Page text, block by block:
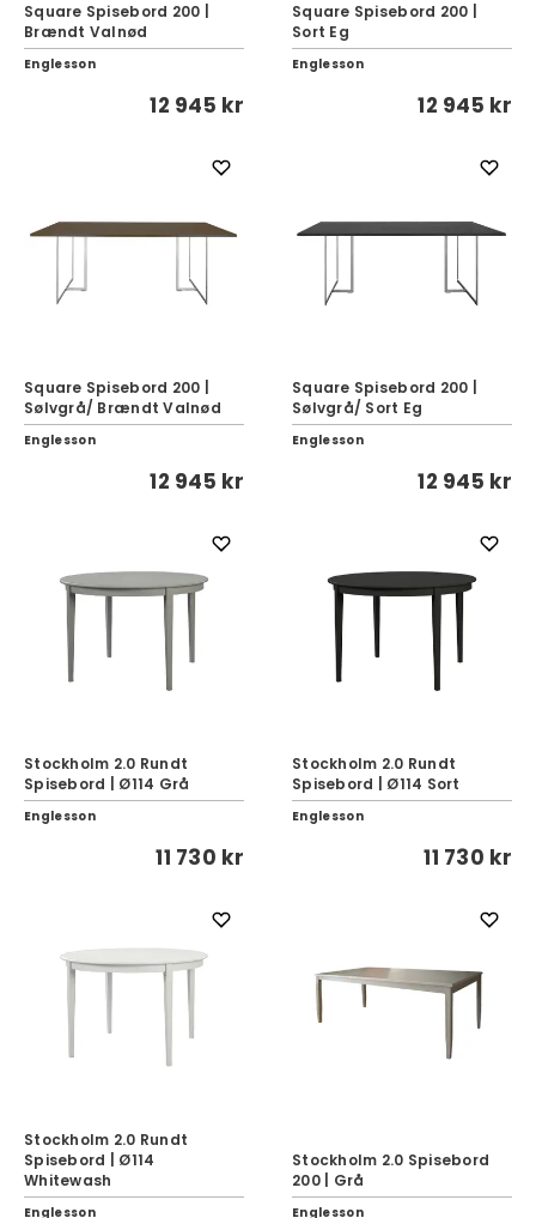
Square Spisebord 200 |
Brændt Valnød
Englesson
12 945 kr
Square Spisebord 200 |
Sort Eg
Englesson
12 945 kr
Square Spisebord 200 |
Sølvgrå/ Brændt Valnød
Englesson
12 945 kr
Square Spisebord 200 |
Sølvgrå/ Sort Eg
Englesson
12 945 kr
Stockholm 2.0 Rundt
Spisebord | Ø114 Grå
Englesson
11 730 kr
Stockholm 2.0 Rundt
Spisebord | Ø114 Sort
Englesson
11 730 kr
Stockholm 2.0 Rundt
Spisebord | Ø114
Whitewash
Englesson
Stockholm 2.0 Spisebord
200 | Grå
Englesson